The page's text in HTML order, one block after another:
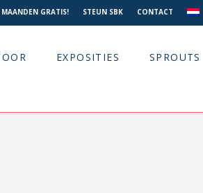
MAANDEN GRATIS! STEUN SBK CONTACT
EXPOSITIES SPROUTS